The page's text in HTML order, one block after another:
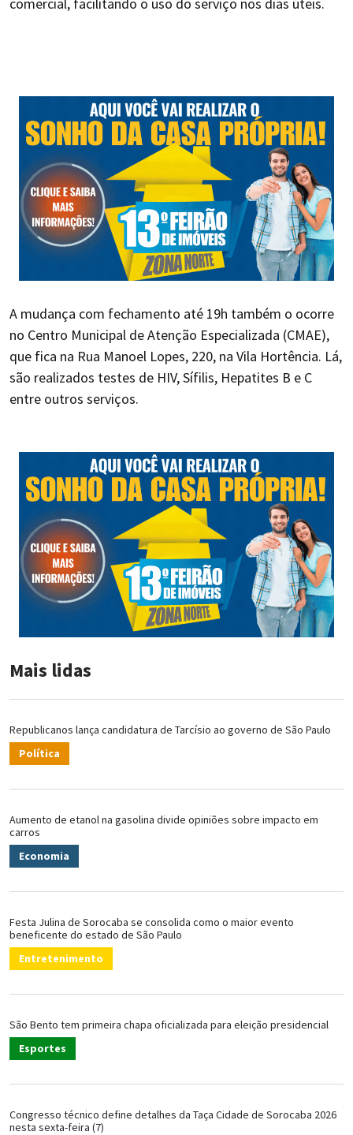
A mudança com fechamento até 19h também o ocorre
no Centro Municipal de Atenção Especializada (CMAE),
que fica na Rua Manoel Lopes, 220, na Vila Hortência. Lá,
são realizados testes de HIV, Sífilis, Hepatites B e C
entre outros serviços.
Mais lidas
Republicanos lança candidatura de Tarcísio ao governo de São Paulo
Política
Aumento de etanol na gasolina divide opiniões sobre impacto em
carros
Economia
Festa Julina de Sorocaba se consolida como o maior evento
beneficente do estado de São Paulo
Entretenimento
São Bento tem primeira chapa oficializada para eleição presidencial
Esportes
Congresso técnico define detalhes da Taça Cidade de Sorocaba 2026
nesta sexta-feira (7)